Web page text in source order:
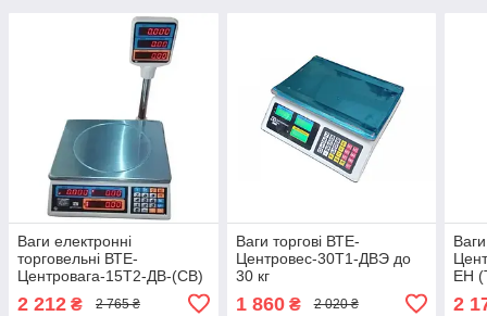
Ваги електронні
торговельні ВТЕ-
Центровага-15Т2-ДВ-(СВ)
з державною перевіркою
2 212 ₴ 2 765 ₴
Ваги торгові ВТЕ-
Центровес-30Т1-ДВЭ до
30 кг
1 860₴ 2 020 ₴
ЕН
2